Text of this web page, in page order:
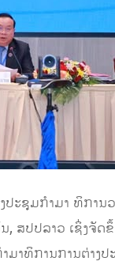
ະຊຸມກໍາມາ ທິກາ
ສປປລາວ ເຊິ່ງຈັດ
າທິການການຕ່າງ